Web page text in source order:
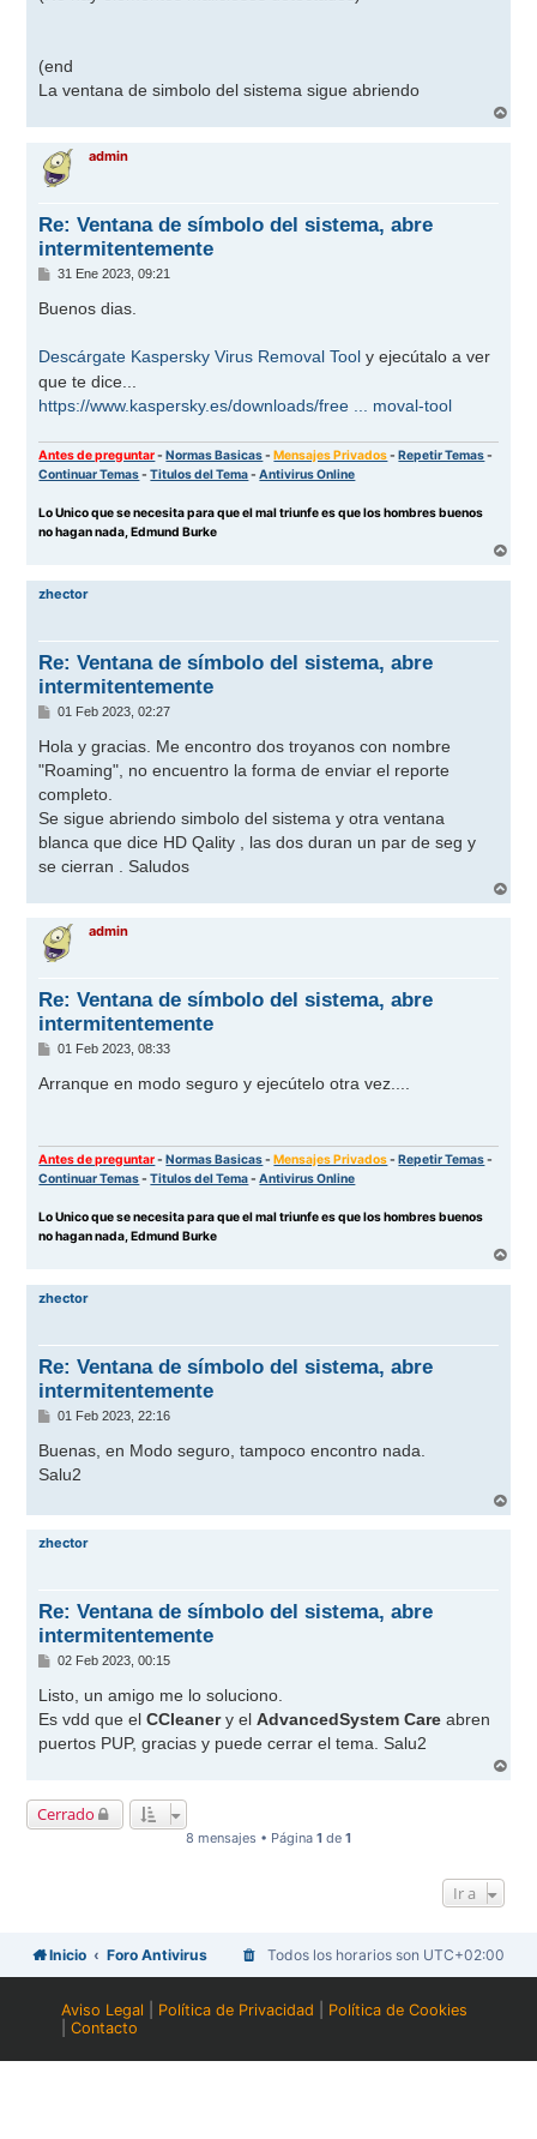
(end
La ventana de simbolo del sistema sigue abriendo
r
admin
Re: Ventana de símbolo del sistema, abre
intermitentemente
M
n
s
e
31 Ene 2023, 09:21
Buenos dias.
Descárgate Kaspersky Virus Removal Tool y ejecútalo a ver
que te dice...
https://www.kaspersky.es/downloads/free ... moval-tool
Antes de preguntar-Normas Basicas-Mensajes Privados-Repetir Temas-
Continuar Temas-Titulos del Tema-Antivirus Online
Lo Unico que se necesita para que el mal triunfe es que los hombres buenos
no hagan nada, Edmund Burke
r
zhector
Re: Ventana de símbolo del sistema, abre
intermitentemente
M
n
s
a
e
01 Feb 2023, 02:27
Hola y gracias. Me encontro dos troyanos con nombre
"Roaming", no encuentro la forma de enviar el reporte
completo.
Se sigue abriendo simbolo del sistema y otra ventana
blanca que dice HD Qality , las dos duran un par de seg y
se cierran . Saludos
r
admin
Re: Ventana de símbolo del sistema, abre
intermitentemente
M
n
01 Feb 2023, 08:33
Arranque en modo seguro y ejecútelo otra vez....
Antes de preguntar-Normas Basicas-Mensajes Privados-Repetir Temas-
Continuar Temas-Titulos del Tema-Antivirus Online
Lo Unico que se necesita para que el mal triunfe es que los hombres buenos
no hagan nada, Edmund Burke
r
zhector
Re: Ventana de símbolo del sistema, abre
intermitentemente
M
n
s
a
01 Feb 2023, 22:16
Buenas, en Modo seguro, tampoco encontro nada.
Salu2
r
zhector
Re: Ventana de símbolo del sistema, abre
intermitentemente
M
n
a
e
02 Feb 2023, 00:15
Listo, un amigo me lo soluciono.
Es vdd que elCCleanery elAdvancedSystem Care abren
puertos PUP, gracias y puede cerrar el tema. Salu2
Cerrado
8 mensajes • Página 1 de 1
Ir a
Inicio Foro Antivirus Todos los horarios son UTC+02:00
Aviso Legal Política de Privacidad
Política de Cookies
|Contacto